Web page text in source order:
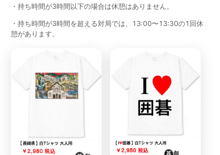
・持ち時間が3時間以下の場合は休憩はありません。
・持ち時間が3時間を超える対局では、13:00〜13:30の1回休
憩があります。